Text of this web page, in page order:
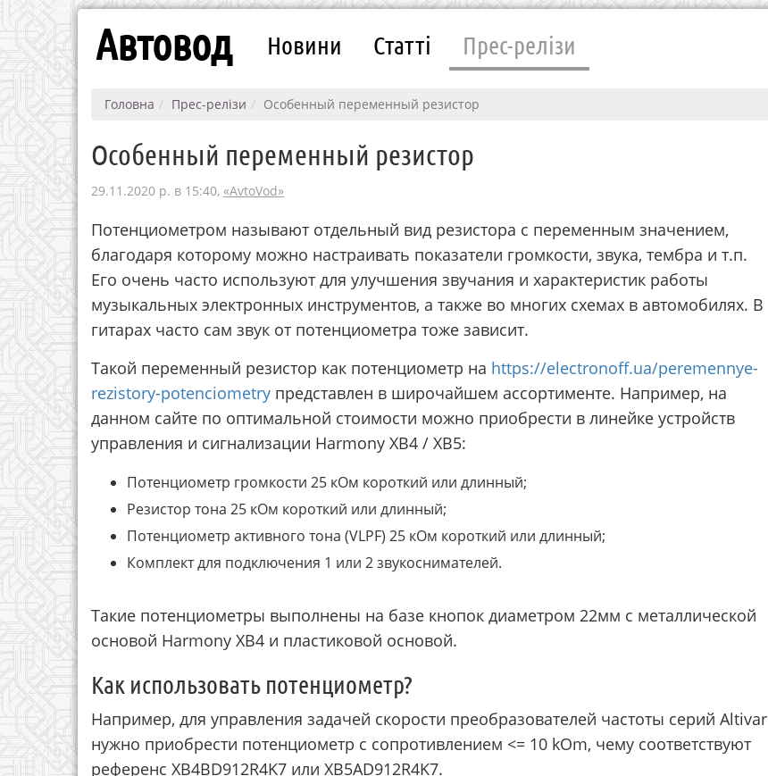
Автовод Новини Статті Прес-релізи
Головна Прес-релізи Особенный переменный резистор
Особенный переменный резистор
29.11.2020 р. в 15:40, «AvtoVod»
Потенциометром называют отдельный вид резистора с переменным значением,
благодаря которому можно настраивать показатели громкости, звука, тембра и т.п.
Его очень часто используют для улучшения звучания и характеристик работы
музыкальных электронных инструментов, а также во многих схемах в автомобилях. В
гитарах часто сам звук от потенциометра тоже зависит.
Такой переменный резистор как потенциометр на https://electronoff.ua/peremennye-
rezistory-potenciometry представлен в широчайшем ассортименте. Например, на
данном сайте по оптимальной стоимости можно приобрести в линейке устройств
управления и сигнализации Harmony XB4 / XB5:
Потенциометр громкости 25 кОм короткий или длинный;
Резистор тона 25 кОм короткий или длинный;
Потенциометр активного тона (VLPF) 25 кОм короткий или длинный;
Комплект для подключения 1 или 2 звукоснимателей.
Такие потенциометры выполнены на базе кнопок диаметром 22мм с металлической
основой Harmony XB4 и пластиковой основой.
Как использовать потенциометр?
Например, для управления задачей скорости преобразователей частоты серий Altivar
нужно приобрести потенциометр с сопротивлением <= 10 kOm, чему соответствуют
референс XB4BD912R4K7 или XB5AD912R4K7.